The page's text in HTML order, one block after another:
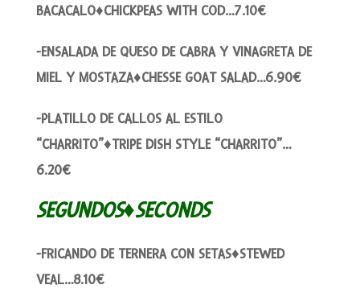
BACACALO♦CHICKPEAS WITH COD…7.10€
-ENSALADA DE QUESO DE CABRA Y VINAGRETA DE
MIEL Y MOSTAZA♦CHESSE GOAT SALAD…6.90€
-PLATILLO DE CALLOS AL ESTILO
“CHARRITO”♦TRIPE DISH STYLE “CHARRITO”…
6.20€
SEGUNDOS♦SECONDS
-FRICANDO DE TERNERA CON SETAS♦STEWED
VEAL…8.10€